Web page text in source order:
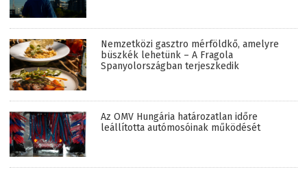
Nemzetközi gasztro mérföldkő, amelyre
büszkék lehetünk – A Fragola
Spanyolországban terjeszkedik
Az OMV Hungária határozatlan időre
leállította autómosóinak működését